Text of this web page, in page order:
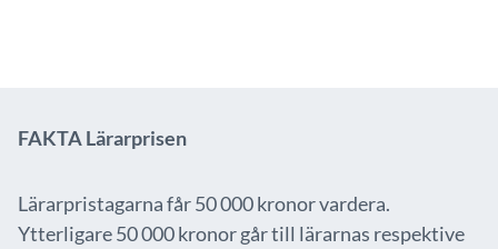
FAKTA Lärarprisen
Lärarpristagarna får 50 000 kronor vardera.
Ytterligare 50 000 kronor går till lärarnas respektive